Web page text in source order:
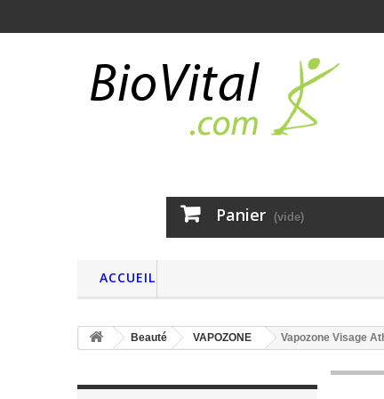
Panier (vide)
ACCUEIL
Beauté VAPOZONE Vapozone Visage